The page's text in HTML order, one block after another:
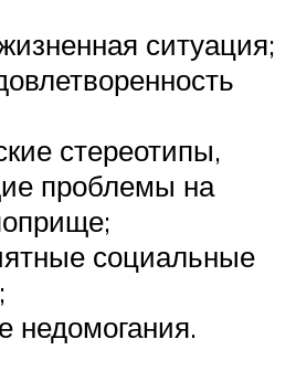
ситуация;
стереотипы,
проблемы на
социальные
недомогания.